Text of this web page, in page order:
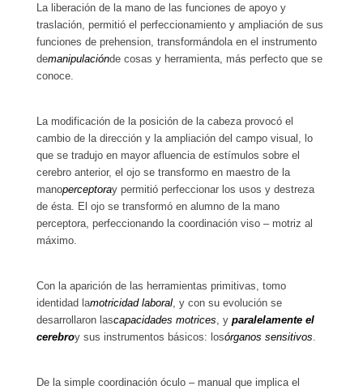
La liberación de la mano de las funciones de apoyo y
traslación, permitió el perfeccionamiento y ampliación de sus
funciones de prehension, transformándola en el instrumento
demanipulaciónde cosas y herramienta, más perfecto que se
conoce.
La modificación de la posición de la cabeza provocó el
cambio de la dirección y la ampliación del campo visual, lo
que se tradujo en mayor afluencia de estímulos sobre el
cerebro anterior, el ojo se transformo en maestro de la
manoperceptoray permitió perfeccionar los usos y destreza
de ésta. El ojo se transformó en alumno de la mano
perceptora, perfeccionando la coordinación viso – motriz al
máximo.
Con la aparición de las herramientas primitivas, tomo
identidad lamotricidad laboral, y con su evolución se
desarrollaron lascapacidades motrices, y paralelamente el
cerebroy sus instrumentos básicos: losórganos sensitivos.
De la simple coordinación óculo – manual que implica el